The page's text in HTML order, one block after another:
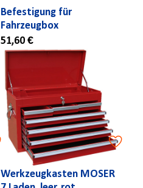
Befestigung für
Fahrzeugbox
51,60 €
Werkzeugkasten MOSER